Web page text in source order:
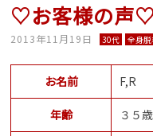
♡お客様の声♡
2013年11月19日 30代 全身
お名前 F,R
年齢 ３５歳